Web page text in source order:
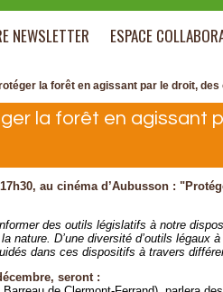
NEWSLETTER ESPACE
la forêt en agissant par le droit,
la forêt en agissant
au cinéma d’Aubusson :
des outils législatifs à notre
nature. D’une diversité d’outils légaux à
dans ces dispositifs à travers
seront :